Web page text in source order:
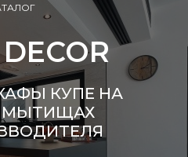
КУПЕ НА
МЫТИЩАХ